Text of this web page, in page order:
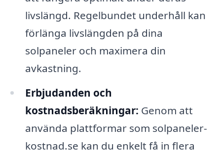
livslängd. Regelbundet underhåll kan
förlänga livslängden på dina
solpaneler och maximera din
avkastning.
Erbjudanden och
kostnadsberäkningar: Genom att
använda plattformar som solpaneler-
kostnad.se kan du enkelt få in flera